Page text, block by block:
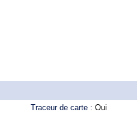
Traceur de carte : Oui